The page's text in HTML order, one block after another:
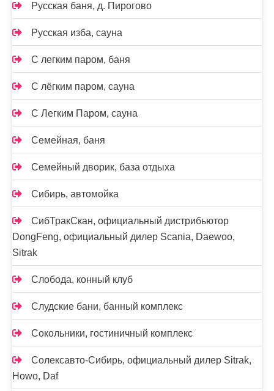
Русская баня, д. Пирогово
Русская изба, сауна
С легким паром, баня
С лёгким паром, сауна
С Легким Паром, сауна
Семейная, баня
Семейный дворик, база отдыха
Сибирь, автомойка
СибТракСкан, официальный дистрибьютор
DongFeng, официальный дилер Scania, Daewoo,
Sitrak
Слобода, конный клуб
Слудские бани, банный комплекс
Сокольники, гостиничный комплекс
Солексавто-Сибирь, официальный дилер Sitrak,
Howo, Daf